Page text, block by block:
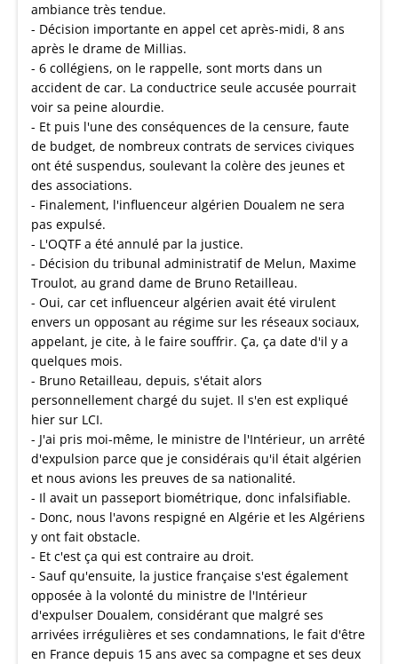
ambiance très tendue.
- Décision importante en appel cet après-midi, 8 ans
après le drame de Millias.
- 6 collégiens, on le rappelle, sont morts dans un
accident de car. La conductrice seule accusée pourrait
voir sa peine alourdie.
- Et puis l'une des conséquences de la censure, faute
de budget, de nombreux contrats de services civiques
ont été suspendus, soulevant la colère des jeunes et
des associations.
- Finalement, l'influenceur algérien Doualem ne sera
pas expulsé.
- L'OQTF a été annulé par la justice.
- Décision du tribunal administratif de Melun, Maxime
Troulot, au grand dame de Bruno Retailleau.
- Oui, car cet influenceur algérien avait été virulent
envers un opposant au régime sur les réseaux sociaux,
appelant, je cite, à le faire souffrir. Ça, ça date d'il y a
quelques mois.
- Bruno Retailleau, depuis, s'était alors
personnellement chargé du sujet. Il s'en est expliqué
hier sur LCI.
- J'ai pris moi-même, le ministre de l'Intérieur, un arrêté
d'expulsion parce que je considérais qu'il était algérien
et nous avions les preuves de sa nationalité.
- Il avait un passeport biométrique, donc infalsifiable.
- Donc, nous l'avons respigné en Algérie et les Algériens
y ont fait obstacle.
- Et c'est ça qui est contraire au droit.
- Sauf qu'ensuite, la justice française s'est également
opposée à la volonté du ministre de l'Intérieur
d'expulser Doualem, considérant que malgré ses
arrivées irrégulières et ses condamnations, le fait d'être
en France depuis 15 ans avec sa compagne et ses deux